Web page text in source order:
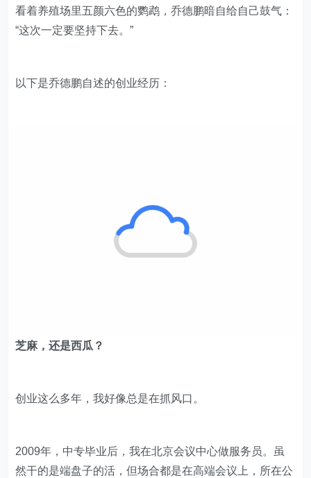
看着养殖场里五颜六色的鹦鹉，乔德鹏暗自给自己鼓气：
“这次一定要坚持下去。”
以下是乔德鹏自述的创业经历：
芝麻，还是西瓜？
创业这么多年，我好像总是在抓风口。
2009年，中专毕业后，我在北京会议中心做服务员。虽
然干的是端盘子的活，但场合都是在高端会议上，所在公